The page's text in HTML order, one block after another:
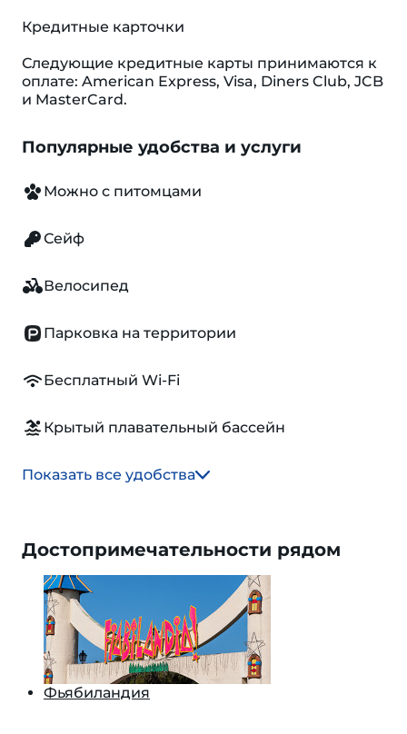
Кредитные карточки
Следующие кредитные карты принимаются к
оплате: American Express, Visa, Diners Club, JCB
и MasterCard.
Популярные удобства и услуги
Можно с питомцами
Сейф
Велосипед
Парковка на территории
Бесплатный Wi-Fi
Крытый плавательный бассейн
Показать все удобства
Достопримечательности рядом
Фьябиландия